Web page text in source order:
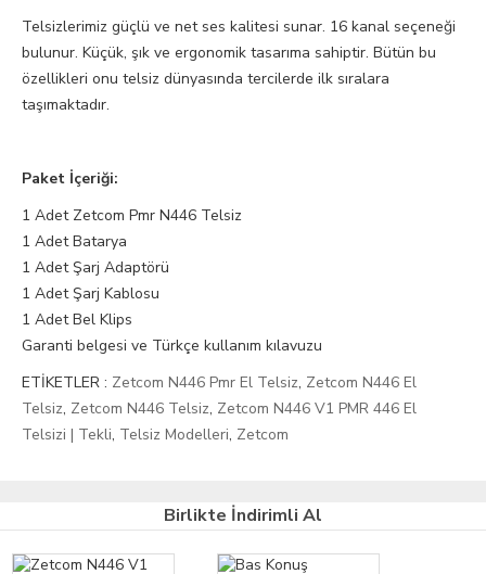
Telsizlerimiz güçlü ve net ses kalitesi sunar. 16 kanal seçeneği
bulunur. Küçük, şık ve ergonomik tasarıma sahiptir. Bütün bu
özellikleri onu telsiz dünyasında tercilerde ilk sıralara
taşımaktadır.
Paket İçeriği:
1 Adet Zetcom Pmr N446 Telsiz
1 Adet Batarya
1 Adet Şarj Adaptörü
1 Adet Şarj Kablosu
1 Adet Bel Klips
Garanti belgesi ve Türkçe kullanım kılavuzu
ETİKETLER : Zetcom N446 Pmr El Telsiz, Zetcom N446 El
Telsiz, Zetcom N446 Telsiz, Zetcom N446 V1 PMR 446 El
Telsizi | Tekli, Telsiz Modelleri, Zetcom
Birlikte İndirimli Al